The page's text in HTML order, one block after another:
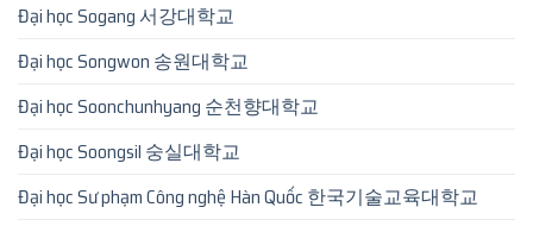
Đại học Sogang 서강대학교
Đại học Songwon 송원대학교
Đại học Soonchunhyang 순천향대학교
Đại học Soongsil 숭실대학교
Đại học Sư phạm Công nghệ Hàn Quốc 한국기술교육대학교